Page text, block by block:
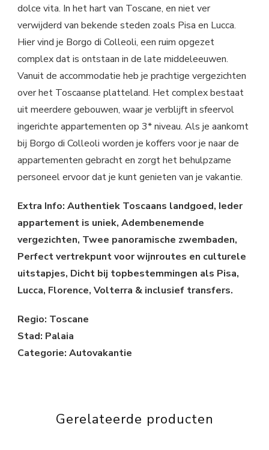
dolce vita. In het hart van Toscane, en niet ver
verwijderd van bekende steden zoals Pisa en Lucca.
Hier vind je Borgo di Colleoli, een ruim opgezet
complex dat is ontstaan in de late middeleeuwen.
Vanuit de accommodatie heb je prachtige vergezichten
over het Toscaanse platteland. Het complex bestaat
uit meerdere gebouwen, waar je verblijft in sfeervol
ingerichte appartementen op 3* niveau. Als je aankomt
bij Borgo di Colleoli worden je koffers voor je naar de
appartementen gebracht en zorgt het behulpzame
personeel ervoor dat je kunt genieten van je vakantie.
Extra Info: Authentiek Toscaans landgoed, Ieder
appartement is uniek, Adembenemende
vergezichten, Twee panoramische zwembaden,
Perfect vertrekpunt voor wijnroutes en culturele
uitstapjes, Dicht bij topbestemmingen als Pisa,
Lucca, Florence, Volterra & inclusief transfers.
Regio: Toscane
Stad: Palaia
Categorie: Autovakantie
Gerelateerde producten